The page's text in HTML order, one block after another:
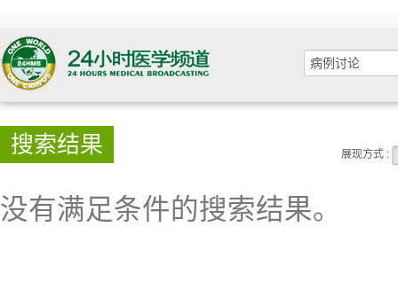
搜索结果 展现方式 :
没有满足条件的搜索结果。